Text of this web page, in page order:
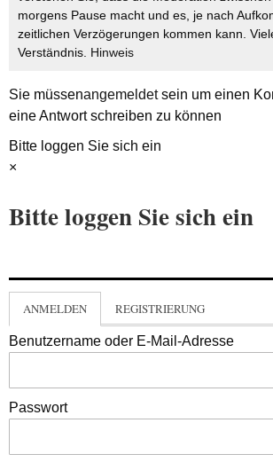
morgens Pause macht und es, je nach
zeitlichen Verzögerungen kommen kann.
Verständnis. Hinweis
Sie müssenangemeldetsein um einen
eine Antwort schreiben zu können
Bitte loggen Sie sich ein
×
Bitte loggen Sie sich ein
ANMELDEN REGISTRIERUNG
Benutzername oder E-Mail-Adresse
Passwort